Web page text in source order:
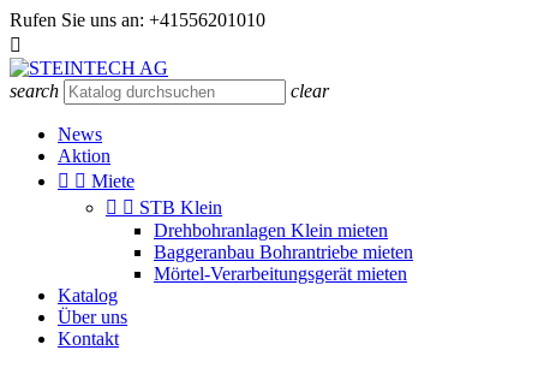
Rufen Sie uns an: +41556201010

search clear
News
Aktion
  Miete
  STB Klein
Drehbohranlagen Klein mieten
Baggeranbau Bohrantriebe mieten
Mörtel-Verarbeitungsgerät mieten
Katalog
Über uns
Kontakt